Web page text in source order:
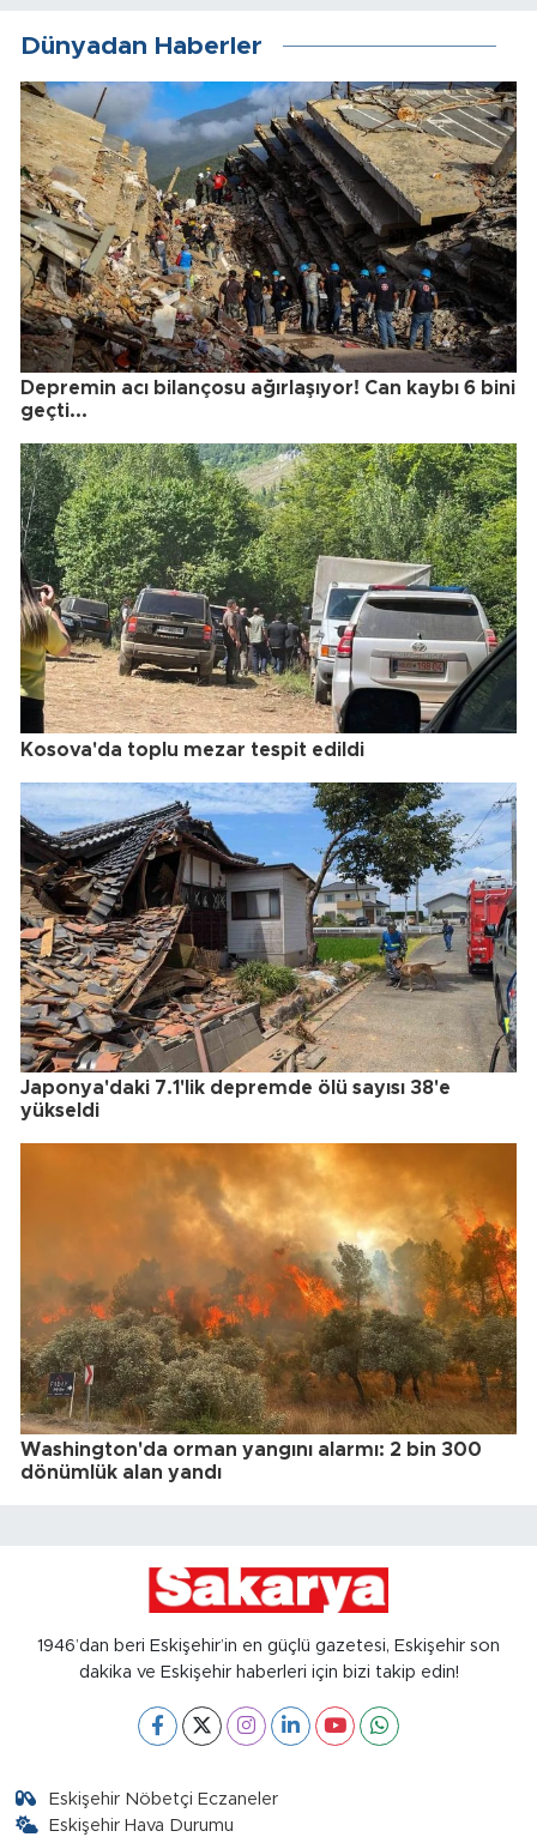
Dünyadan Haberler
Depremin acı bilançosu ağırlaşıyor! Can kaybı 6 bini
geçti...
Kosova'da toplu mezar tespit edildi
Japonya'daki 7.1'lik depremde ölü sayısı 38'e
yükseldi
Washington'da orman yangını alarmı: 2 bin 300
dönümlük alan yandı
1946’dan beri Eskişehir’in en güçlü gazetesi, Eskişehir son
dakika ve Eskişehir haberleri için bizi takip edin!
Eskişehir Nöbetçi Eczaneler
Eskişehir Hava Durumu